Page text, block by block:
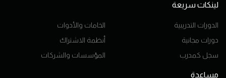
لينكات سريعة
الدورات التدريبية
الخامات والأدوات
دورات مجانية
أنظمة الاشتراك
سجل كمدرب
المؤسسات والشركات
مساعدة